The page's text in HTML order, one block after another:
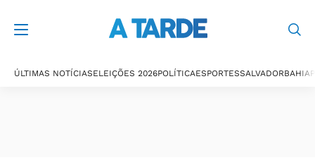
ÚLTIMAS NOTÍCIASELEIÇÕES 2026POLÍTICAESPORTESSALVADORBAHIA